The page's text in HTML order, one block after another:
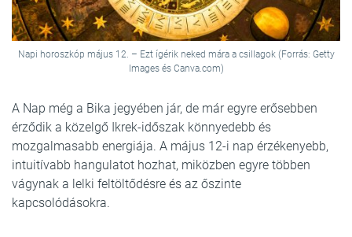
Napi horoszkóp május 12. – Ezt ígérik neked mára a csillagok (Forrás: Getty
Images és Canva.com)
A Nap még a Bika jegyében jár, de már egyre erősebben
érződik a közelgő Ikrek-időszak könnyedebb és
mozgalmasabb energiája. A május 12-i nap érzékenyebb,
intuitívabb hangulatot hozhat, miközben egyre többen
vágynak a lelki feltöltődésre és az őszinte
kapcsolódásokra.